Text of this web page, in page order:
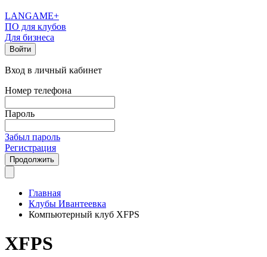
LANGAME+
ПО для клубов
Для бизнеса
Войти
Вход в личный кабинет
Номер телефона
Пароль
Забыл пароль
Регистрация
Продолжить
Главная
Клубы Ивантеевка
Компьютерный клуб XFPS
XFPS